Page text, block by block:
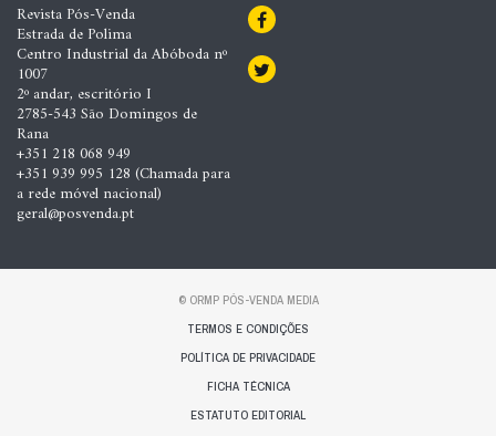
Revista Pós-Venda
Estrada de Polima
Centro Industrial da Abóboda nº
1007
2º andar, escritório I
2785-543 São Domingos de
Rana
+351 218 068 949
+351 939 995 128 (Chamada para
a rede móvel nacional)
geral@posvenda.pt
© ORMP PÓS-VENDA MEDIA
TERMOS E CONDIÇÕES
POLÍTICA DE PRIVACIDADE
FICHA TÉCNICA
ESTATUTO EDITORIAL